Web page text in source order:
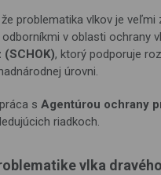
problematika vlkov je
v oblasti ochrany
, ktorý podporuje
úrovni.
s Agentúrou ochrany
riadkoch.
vlka dravého